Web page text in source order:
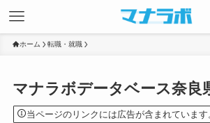
ホーム 転職・就職
マナラボデータベース奈良
当ページのリンクには広告が含まれています